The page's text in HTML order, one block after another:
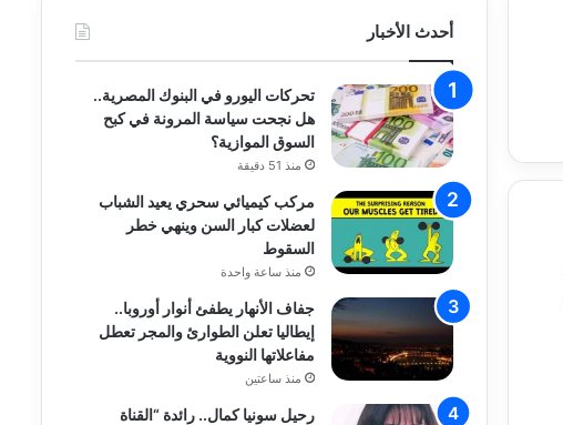
أحدث الأخبار
تحركات اليورو في البنوك المصرية..
هل نجحت سياسة المرونة في كبح
السوق الموازية؟
منذ 51 دقيقة
مركب كيميائي سحري يعيد الشباب
لعضلات كبار السن وينهي خطر
السقوط
منذ ساعة واحدة
جفاف الأنهار يطفئ أنوار أوروبا..
إيطاليا تعلن الطوارئ والمجر تعطل
مفاعلاتها النووية
منذ ساعتين
رحيل سونيا كمال.. رائدة “القناة